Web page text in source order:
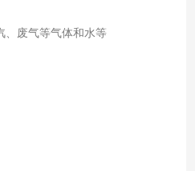
、废气等气体和水等